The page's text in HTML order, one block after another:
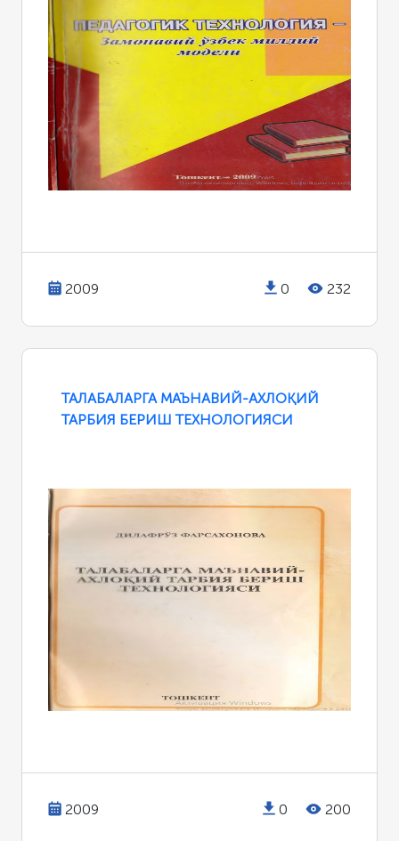
2009 0 232
ТАЛАБАЛАРГА МАЪНАВИЙ-АХЛОҚИЙ
ТАРБИЯ БЕРИШ ТЕХНОЛОГИЯСИ
2009 0 200